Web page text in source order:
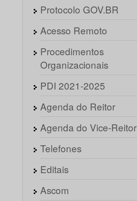
Protocolo GOV.BR
Acesso Remoto
Procedimentos
Organizacionais
PDI 2021-2025
Agenda do Reitor
Agenda do Vice-Reitor
Telefones
Editais
Ascom